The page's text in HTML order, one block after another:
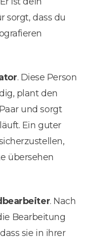
sorgt, dass du
. Diese Person
plant den
und sorgt
Ein guter
übersehen
. Nach
Bearbeitung
sie in ihrer